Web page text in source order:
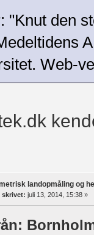
"Knut den
Web-
landopmåling og
skrivet: juli 13, 2014, 15:38 »